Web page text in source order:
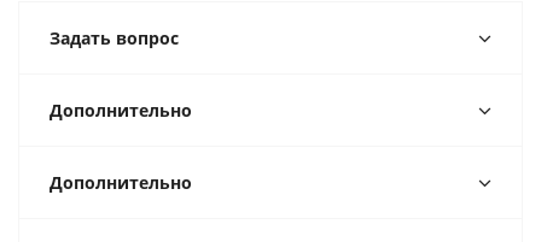
Задать вопрос
Дополнительно
Дополнительно